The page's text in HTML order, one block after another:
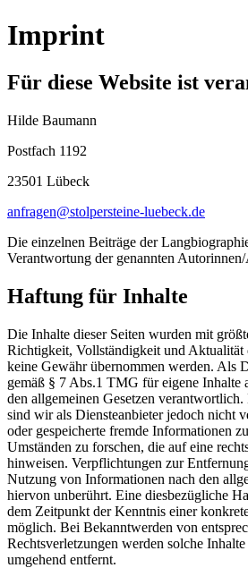
Imprint
Für diese Website ist
Hilde Baumann
Postfach 1192
23501 Lübeck
anfragen@stolpersteine-luebeck.de
Die einzelnen Beiträge der
Verantwortung der genannten
Haftung für Inhalte
Die Inhalte dieser Seiten wurden mit
Richtigkeit, Vollständigkeit und Aktualität
keine Gewähr übernommen werden. Als
gemäß § 7 Abs.1 TMG für eigene Inhalte
den allgemeinen Gesetzen
sind wir als Diensteanbieter jedoch nicht
oder gespeicherte fremde Informationen
Umständen zu forschen, die auf eine
hinweisen. Verpflichtungen zur
Nutzung von Informationen nach den
hiervon unberührt. Eine diesbezügliche
dem Zeitpunkt der Kenntnis einer
möglich. Bei Bekanntwerden von
Rechtsverletzungen werden solche
umgehend entfernt.